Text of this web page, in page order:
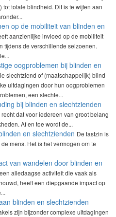
totale blindheid. Dit is te wijten aan
op de mobiliteit van blinden en
aanzienlijke invloed op de mobiliteit
tijdens de verschillende seizoenen.
oogproblemen bij blinden en
slechtziend of (maatschappelijk) blind
uitdagingen door hun oogproblemen
een slechte...
bij blinden en slechtzienden
dat voor iedereen van groot belang
Af en toe wordt de...
en slechtzienden De tastzin is
mens. Het is het vermogen om te
van wandelen door blinden en
alledaagse activiteit die vaak als
heeft een diepgaande impact op
blinden en slechtzienden
zijn bijzonder complexe uitdagingen